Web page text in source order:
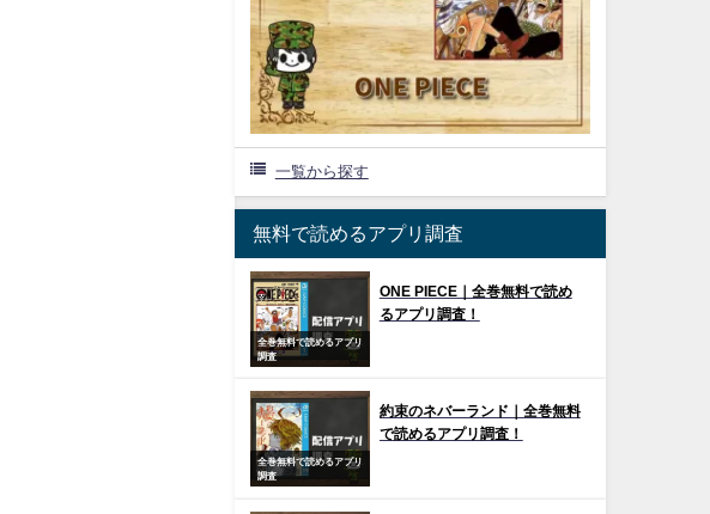
一覧から探す
無料で読めるアプリ調査
全巻無料で読めるアプリ
調査
ONE PIECE｜全巻無料で読め
るアプリ調査！
全巻無料で読めるアプリ
調査
約束のネバーランド｜全巻無料
で読めるアプリ調査！